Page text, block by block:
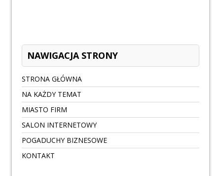
NAWIGACJA STRONY
STRONA GŁÓWNA
NA KAŻDY TEMAT
MIASTO FIRM
SALON INTERNETOWY
POGADUCHY BIZNESOWE
KONTAKT